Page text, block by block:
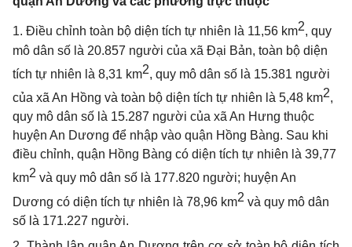
1. Điều chỉnh toàn bộ diện tích tự nhiên là 11,56 km2, quy
mô dân số là 20.857 người của xã Đại Bản, toàn bộ diện
tích tự nhiên là 8,31 km2, quy mô dân số là 15.381 người
của xã An Hồng và toàn bộ diện tích tự nhiên là 5,48 km2,
quy mô dân số là 15.287 người của xã An Hưng thuộc
huyện An Dương để nhập vào quận Hồng Bàng. Sau khi
điều chỉnh, quận Hồng Bàng có diện tích tự nhiên là 39,77
km2 và quy mô dân số là 177.820 người; huyện An
Dương có diện tích tự nhiên là 78,96 km2 và quy mô dân
số là 171.227 người.